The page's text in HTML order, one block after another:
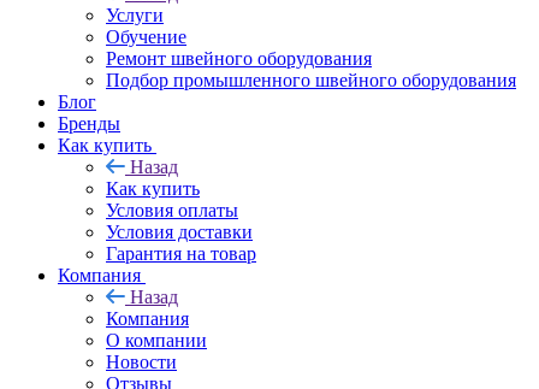
Услуги
Обучение
Ремонт швейного оборудования
Подбор промышленного швейного оборудования
Блог
Бренды
Как купить
Назад
Как купить
Условия оплаты
Условия доставки
Гарантия на товар
Компания
Назад
Компания
О компании
Новости
Отзывы